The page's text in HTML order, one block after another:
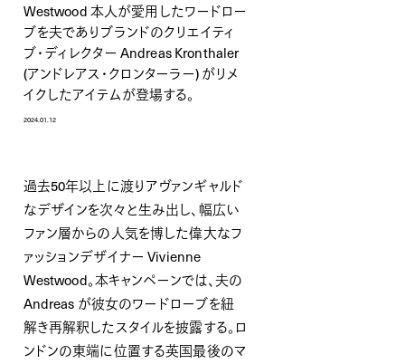
Westwood 本人が愛用したワードロー
ブを夫でありブランドのクリエイティ
ブ・ディレクター Andreas Kronthaler
(アンドレアス・クロンターラー) がリメ
イクしたアイテムが登場する。
2024.01.12
過去50年以上に渡りアヴァンギャルド
なデザインを次々と生み出し、幅広い
ファン層からの人気を博した偉大なフ
ァッションデザイナー Vivienne
Westwood。本キャンペーンでは、夫の
Andreas が彼女のワードローブを紐
解き再解釈したスタイルを披露する。ロ
ンドンの東端に位置する英国最後のマ